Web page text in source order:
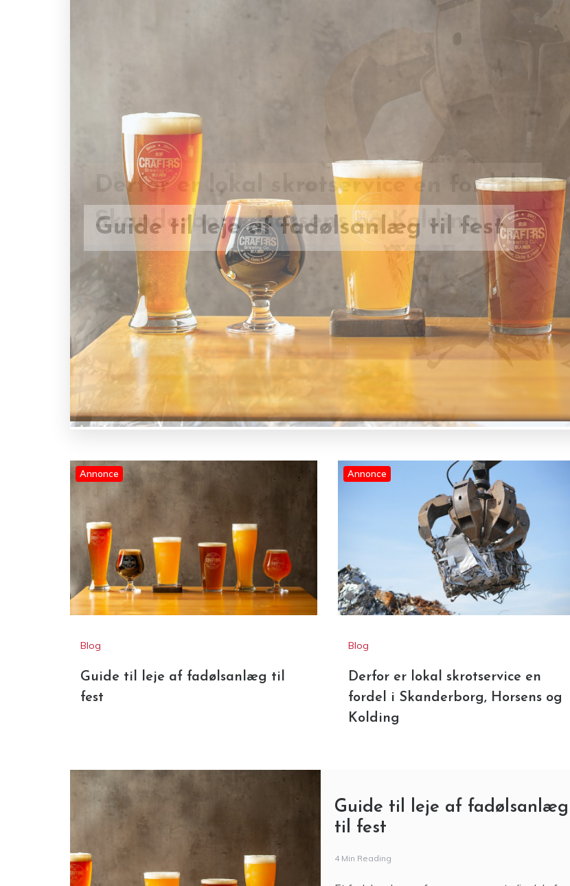
Guide til leje af fadølsanlæg til fest
Derfor er lokal skrotservice en fordel i
Skanderborg, Horsens og Kolding
Annonce
Blog
Guide til leje af fadølsanlæg til
fest
Annonce
Blog
Derfor er lokal skrotservice en
fordel i Skanderborg, Horsens og
Kolding
Guide til leje af fadølsanlæg
til fest
4 Min Reading